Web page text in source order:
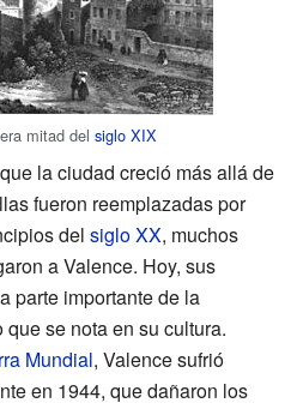
mitad del siglo XIX
que la ciudad creció más allá de
fueron reemplazadas por
del siglo XX, muchos
a Valence. Hoy, sus
parte importante de la
se nota en su cultura.
Mundial, Valence sufrió
en 1944, que dañaron los